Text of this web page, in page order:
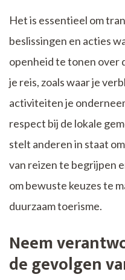
Het is essentieel om
beslissingen en acties
openheid te tonen over
je reis, zoals waar je
activiteiten je
respect bij de lokale
stelt anderen in staat
van reizen te begrijpen
om bewuste keuzes te
duurzaam toerisme.
Neem
de gevolgen